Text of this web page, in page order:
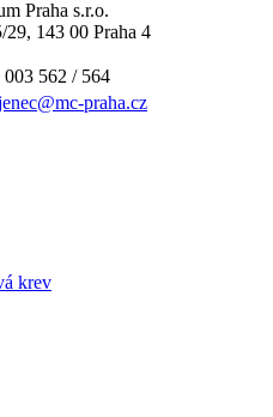
Praha s.r.o.
143 00 Praha 4
562 / 564
praha.cz
krev